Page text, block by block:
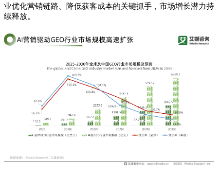
业优化营销链路、降低获客成本的关键抓手，市场增长潜力持
续释放。